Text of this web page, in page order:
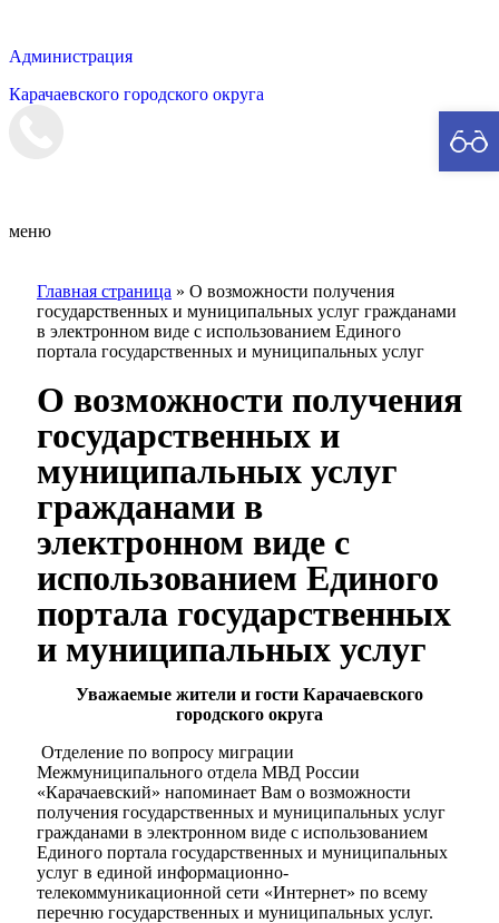
Администрация
Карачаевского городского округа
меню
Главная страница » О возможности получения
государственных и муниципальных услуг гражданами
в электронном виде с использованием Единого
портала государственных и муниципальных услуг
О возможности получения
государственных и
муниципальных услуг
гражданами в
электронном виде с
использованием Единого
портала государственных
и муниципальных услуг
Уважаемые жители и гости Карачаевского
городского округа
Отделение по вопросу миграции
Межмуниципального отдела МВД России
«Карачаевский» напоминает Вам о возможности
получения государственных и муниципальных услуг
гражданами в электронном виде с использованием
Единого портала государственных и муниципальных
услуг в единой информационно-
телекоммуникационной сети «Интернет» по всему
перечню государственных и муниципальных услуг.